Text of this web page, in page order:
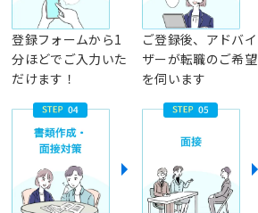
登録フォームから1
分ほどでご入力いた
だけます！
ご登録後、アドバイ
ザーが転職のご希望
を伺います